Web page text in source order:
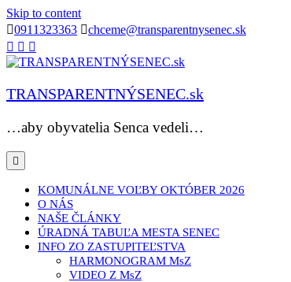
Skip to content
0911323363
chceme@transparentnysenec.sk
TRANSPARENTNÝSENEC.sk
…aby obyvatelia Senca vedeli…
KOMUNÁLNE VOĽBY OKTÓBER 2026
O NÁS
NAŠE ČLÁNKY
ÚRADNÁ TABUĽA MESTA SENEC
INFO ZO ZASTUPITEĽSTVA
HARMONOGRAM MsZ
VIDEO Z MsZ